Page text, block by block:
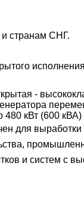
и странам СНГ.
-
480 кВт (600
для выработки
и систем с